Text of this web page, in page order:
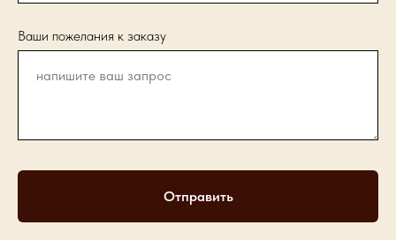
Ваши пожелания к заказу
Отправить